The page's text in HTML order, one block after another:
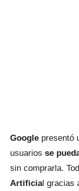
Google presentó
usuarios se
sin comprarla.
Artificial gracias